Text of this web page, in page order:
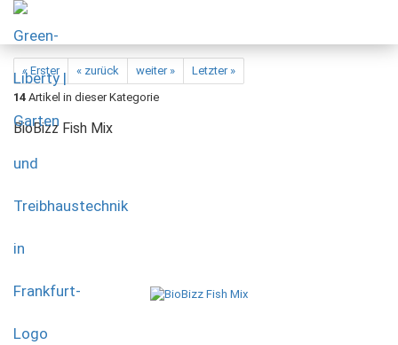
« Erster « zurück weiter »
Letzter »
14 Artikel in dieser Kategorie
BioBizz Fish Mix